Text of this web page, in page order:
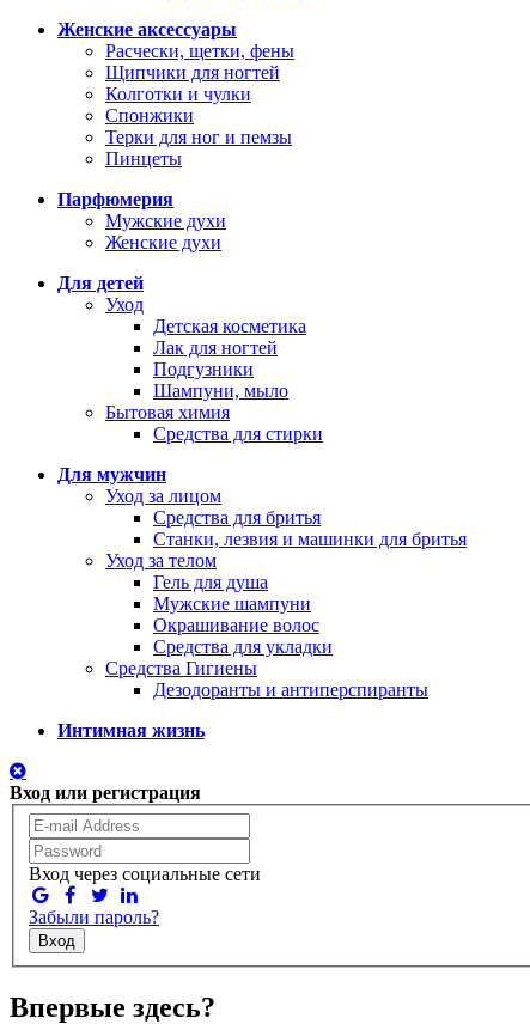
Женские аксессуары
Расчески, щетки, фены
Щипчики для ногтей
Колготки и чулки
Спонжики
Терки для ног и пемзы
Пинцеты
Парфюмерия
Мужские духи
Женские духи
Для детей
Уход
Детская косметика
Лак для ногтей
Подгузники
Шампуни, мыло
Бытовая химия
Средства для стирки
Для мужчин
Уход за лицом
Средства для бритья
Станки, лезвия и машинки для бритья
Уход за телом
Гель для душа
Мужские шампуни
Окрашивание волос
Средства для укладки
Средства Гигиены
Дезодоранты и антиперспиранты
Интимная жизнь
Вход или регистрация
Вход через социальные сети
Забыли пароль?
Вход
Впервые здесь?